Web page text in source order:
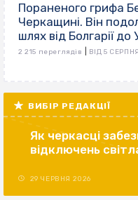
Пораненого грифа
Черкащині. Він
шлях від Болгарії до
2 215 переглядів ВІД 5
ВИБІР РЕДАКЦІЇ
Як черкасці
відключень
29 ЧЕРВНЯ 2026